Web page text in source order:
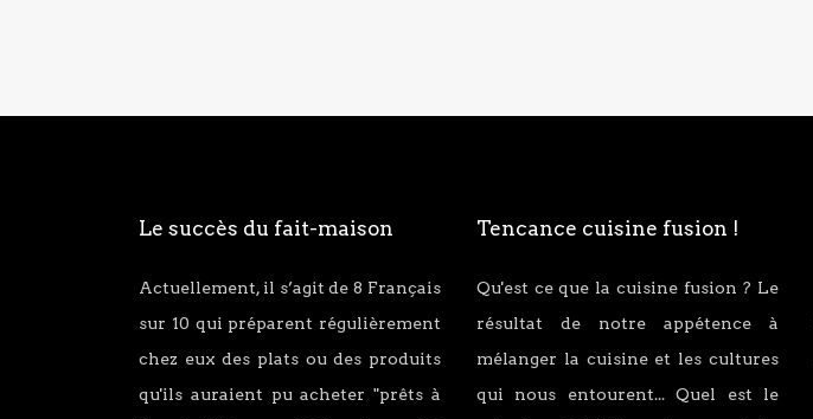
Le succès du fait-maison
Actuellement, il s’agit de 8 Français
sur 10 qui préparent régulièrement
chez eux des plats ou des produits
qu'ils auraient pu acheter "prêts à
Tencance cuisine fusion !
Qu'est ce que la cuisine fusion ? Le
résultat de notre appétence à
mélanger la cuisine et les cultures
qui nous entourent... Quel est le